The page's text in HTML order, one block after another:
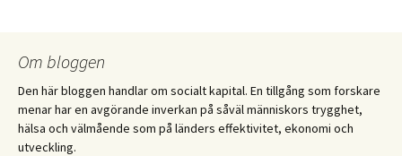
Om bloggen
Den här bloggen handlar om socialt kapital. En tillgång som forskare
menar har en avgörande inverkan på såväl människors trygghet,
hälsa och välmående som på länders effektivitet, ekonomi och
utveckling.